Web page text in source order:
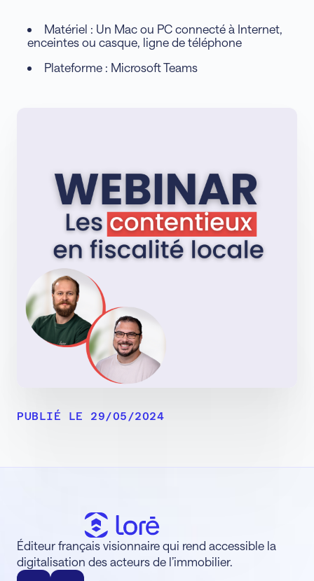
Matériel : Un Mac ou PC connecté à Internet,
enceintes ou casque, ligne de téléphone
Plateforme : Microsoft Teams
PUBLIÉ LE 29/05/2024
Éditeur français visionnaire qui rend accessible la
digitalisation des acteurs de l’immobilier.